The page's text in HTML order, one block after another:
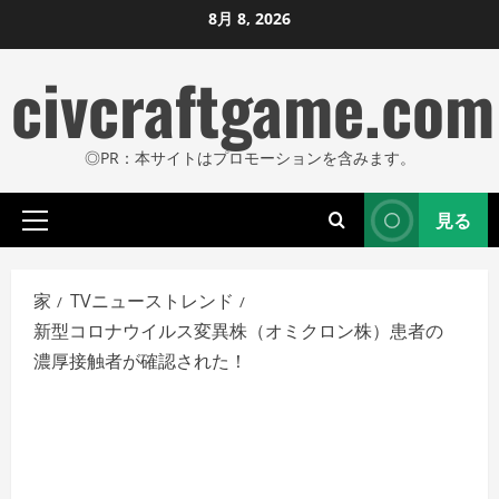
ン
ン
ツ
ス
ッ
8月 8, 2026
civcraftgame.com
◎PR：本サイトはプロモーションを含みます。
プ
イ
マ
リ
メ
見る
家
TVニューストレンド
新型コロナウイルス変異株（オミクロン株）患者の
濃厚接触者が確認された！